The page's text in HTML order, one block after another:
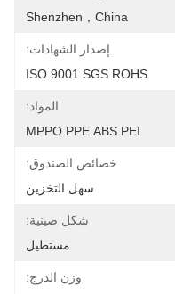
Shenzhen，China
إصدار الشهادات:
ISO 9001 SGS ROHS
المواد:
MPPO.PPE.ABS.PEI
خصائص الصندوق:
سهل التخزين
شكل صينية:
مستطيل
وزن الدرج: